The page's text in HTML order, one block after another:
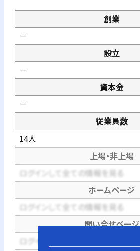
創業
－
設立
－
資本金
－
従業員数
14人
上場・非上場
ログインして全ての情報を見る
ホームページ
ログインして全ての情報を見る
問い合せページ
ログインして全ての情報を見る